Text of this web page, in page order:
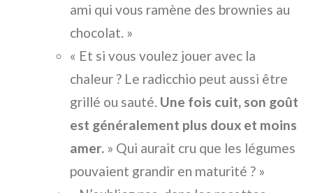
ami qui vous ramène des brownies au
chocolat. »
« Et si vous voulez jouer avec la
chaleur ? Le radicchio peut aussi être
grillé ou sauté. Une fois cuit, son goût
est généralement plus doux et moins
amer. » Qui aurait cru que les légumes
pouvaient grandir en maturité ? »